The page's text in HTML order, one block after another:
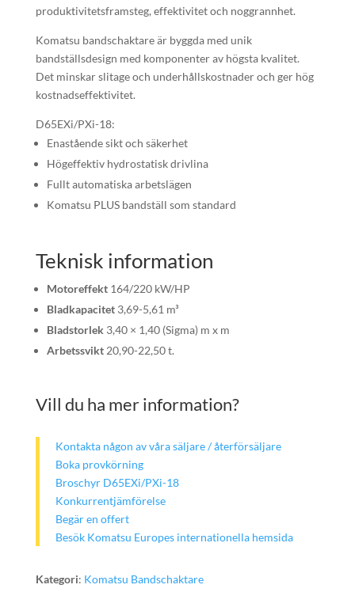
produktivitetsframsteg, effektivitet och noggrannhet.
Komatsu bandschaktare är byggda med unik
bandställsdesign med komponenter av högsta kvalitet.
Det minskar slitage och underhållskostnader och ger hög
kostnadseffektivitet.
D65EXi/PXi-18:
Enastående sikt och säkerhet
Högeffektiv hydrostatisk drivlina
Fullt automatiska arbetslägen
Komatsu PLUS bandställ som standard
Teknisk information
Motoreffekt164/220 kW/HP
Bladkapacitet3,69-5,61 m³
Bladstorlek 3,40 × 1,40 (Sigma) m x m
Arbetssvikt20,90-22,50 t.
Vill du ha mer information?
Kontakta någon av våra säljare / återförsäljare
Boka provkörning
Broschyr D65EXi/PXi-18
Konkurrentjämförelse
Begär en offert
Besök Komatsu Europes internationella hemsida
Kategori: Komatsu Bandschaktare